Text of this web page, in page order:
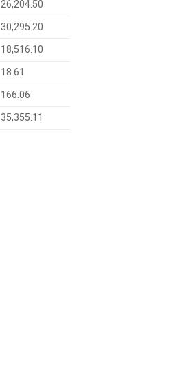
26,204.50
30,295.20
18,516.10
18.61
166.06
35,355.11